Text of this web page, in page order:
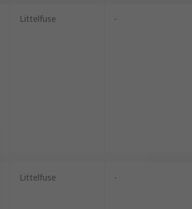
Littelfuse -
Littelfuse -